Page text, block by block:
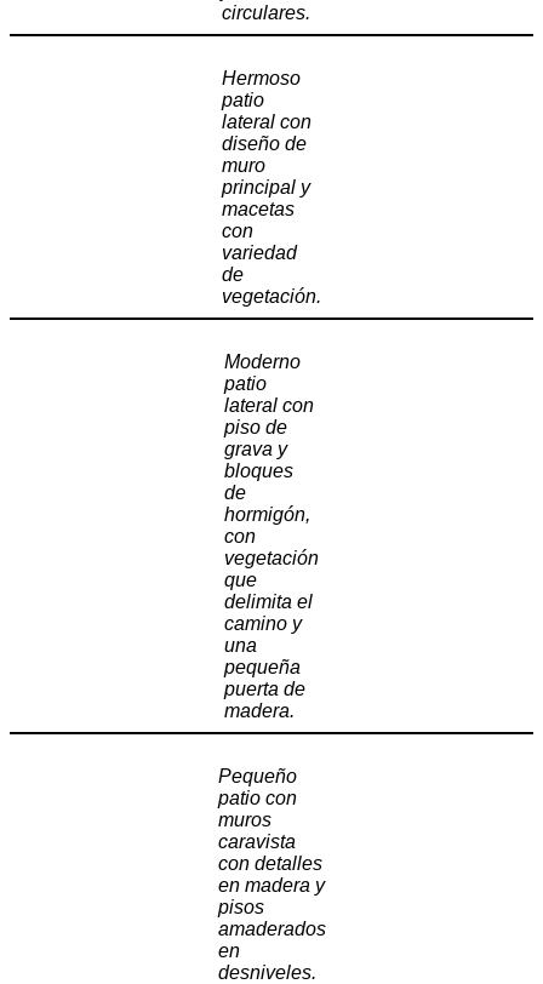
circulares.
Hermoso
patio
lateral con
diseño de
muro
principal y
macetas
con
variedad
de
vegetación.
Moderno
patio
lateral con
piso de
grava y
bloques
de
hormigón,
con
vegetación
que
delimita el
camino y
una
pequeña
puerta de
madera.
Pequeño
patio con
muros
caravista
con detalles
en madera y
pisos
amaderados
en
desniveles.